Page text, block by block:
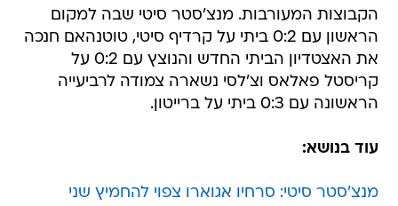
הקבוצות המעורבות. מנצ'סטר סיטי שבה למקום
הראשון עם 0:2 ביתי על קרדיף סיטי, טוטנהאם חנכה
את האצטדיון הביתי החדש והנוצץ עם 0:2 על
קריסטל פאלאס וצ'לסי נשארה צמודה לרביעייה
הראשונה עם 0:3 ביתי על ברייטון.
עוד בנושא:
מנצ'סטר סיטי: סרחיו אגוארו צפוי להחמיץ שני